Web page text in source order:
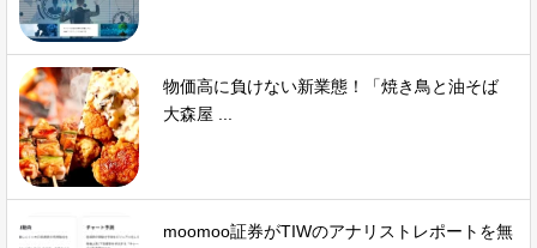
物価高に負けない新業態！「焼き鳥と油そば
大森屋 ...
moomoo証券がTIWのアナリストレポートを無